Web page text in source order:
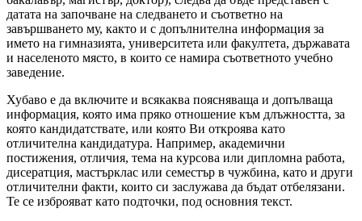
датата на започване на следването и съответно на
завършването му, както и с допълнителна информация за
името на гимназията, университета или факултета, държавата
и населеното място, в които се намира съответното учебно
заведение.
Хубаво е да включите и всякаква поясняваща и допълваща
информация, която има пряко отношение към длъжността, за
която кандидатствате, или която Ви откроява като
отличителна кандидатура. Например, академични
постижения, отличия, тема на курсова или дипломна работа,
дисератция, мастърклас или семестър в чужбина, като и други
отличителни факти, които си заслужава да бъдат отбелязани.
Те се изброяват като подточки, под основния текст.